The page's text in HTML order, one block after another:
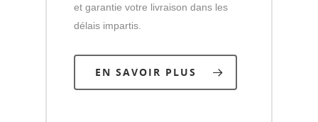
et garantie votre livraison dans les
délais impartis.
EN SAVOIR PLUS